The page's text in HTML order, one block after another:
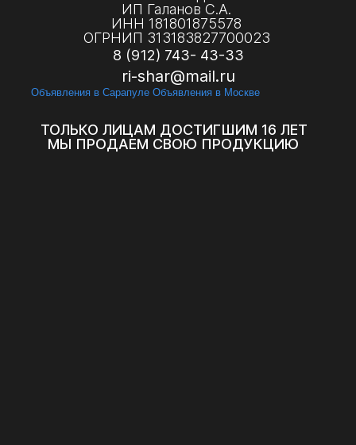
ИП Галанов С.А.
ИНН 181801875578
ОГРНИП 313183827700023
8 (912) 743- 43-33
ri-shar@mail.ru
Объявления в Сарапуле Объявления в Москве
ТОЛЬКО ЛИЦАМ ДОСТИГШИМ 16 ЛЕТ
МЫ ПРОДАЕМ СВОЮ ПРОДУКЦИЮ